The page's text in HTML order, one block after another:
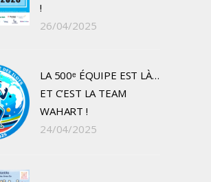
!
26/04/2025
LA 500ᵉ ÉQUIPE EST LÀ…
ET C’EST LA TEAM
WAHART !
24/04/2025